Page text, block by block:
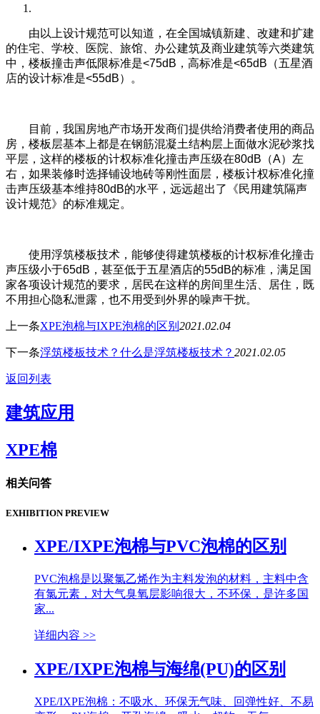
由以上设计规范可以知道，在全国城镇新建、改建和扩建
的住宅、学校、医院、旅馆、办公建筑及商业建筑等六类建筑
中，楼板撞击声低限标准是<75dB，高标准是<65dB（五星酒
店的设计标准是<55dB）。
目前，我国房地产市场开发商们提供给消费者使用的商品
房，楼板层基本上都是在钢筋混凝土结构层上面做水泥砂浆找
平层，这样的楼板的计权标准化撞击声压级在80dB（A）左
右，如果装修时选择铺设地砖等刚性面层，楼板计权标准化撞
击声压级基本维持80dB的水平，远远超出了《民用建筑隔声
设计规范》的标准规定。
使用浮筑楼板技术，能够使得建筑楼板的计权标准化撞击
声压级小于65dB，甚至低于五星酒店的55dB的标准，满足国
家各项设计规范的要求，居民在这样的房间里生活、居住，既
不用担心隐私泄露，也不用受到外界的噪声干扰。
上一条XPE泡棉与IXPE泡棉的区别 2021.02.04
下一条浮筑楼板技术？什么是浮筑楼板技术？ 2021.02.05
返回列表
建筑应用
XPE棉
相关问答
EXHIBITION PREVIEW
XPE/IXPE泡棉与PVC泡棉的区别
PVC泡棉是以聚氯乙烯作为主料发泡的材料，主料中含
有氯元素，对大气臭氧层影响很大，不环保，是许多国
家...
详细内容 >>
XPE/IXPE泡棉与海绵(PU)的区别
XPE/IXPE泡棉：不吸水、环保无气味、回弹性好、不易